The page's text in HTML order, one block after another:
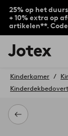
25% op het
+ 10% extra op
artikelen**.
Jotex
logo
go
to
the
home
page
Terug
Kinderkamer